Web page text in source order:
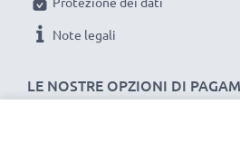
LE NOSTRE OPZIONI DI
Note legali